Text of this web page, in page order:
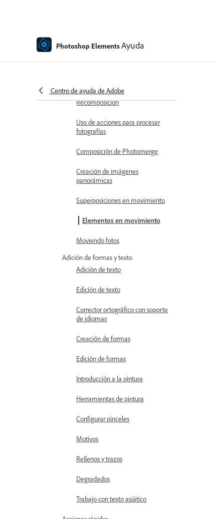
Photoshop ElementsAyuda
Centro de ayuda de Adobe
Enfocar fotografías
Transformación
Recomposición
Uso de acciones para procesar
fotografías
Composición de Photomerge
Creación de imágenes
panorámicas
Superposiciones en movimiento
Elementos en movimiento
Moviendo fotos
Adición de formas y texto
Adición de texto
Edición de texto
Corrector ortográfico con soporte
de idiomas
Creación de formas
Edición de formas
Introducción a la pintura
Herramientas de pintura
Configurar pinceles
Motivos
Rellenos y trazos
Degradados
Trabajo con texto asiático